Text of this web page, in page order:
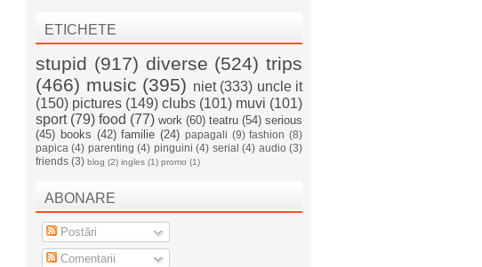
ETICHETE
stupid (917) diverse (524) trips
(466) music (395) niet (333) uncle it
(150) pictures (149) clubs (101) muvi (101)
sport (79) food (77) work (60) teatru (54) serious
(45) books (42) familie (24) papagali (9) fashion (8)
papica (4) parenting (4) pinguini (4) serial (4) audio (3)
friends (3) blog (2) ingles (1) promo (1)
ABONARE
Postări
Comentarii